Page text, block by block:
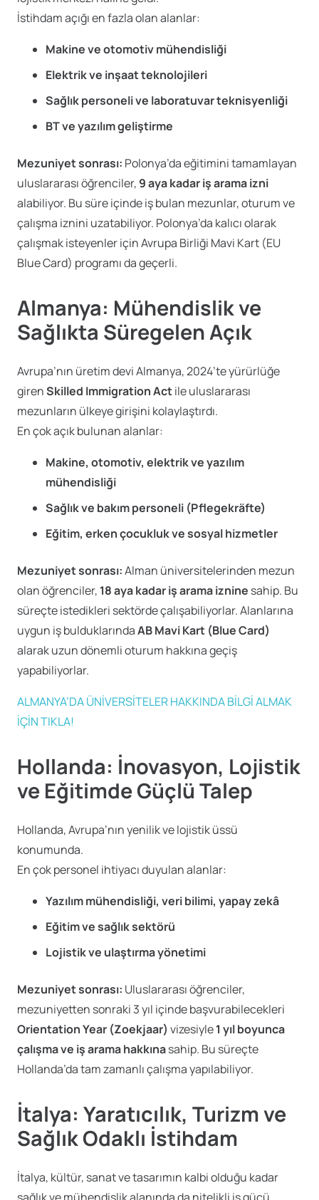
İstihdam açığı en fazla olan alanlar:
Makine ve otomotiv mühendisliği
Elektrik ve inşaat teknolojileri
Sağlık personeli ve laboratuvar teknisyenliği
BT ve yazılım geliştirme
Mezuniyet sonrası: Polonya’da eğitimini tamamlayan
uluslararası öğrenciler, 9 aya kadar iş arama izni
alabiliyor. Bu süre içinde iş bulan mezunlar, oturum ve
çalışma iznini uzatabiliyor. Polonya’da kalıcı olarak
çalışmak isteyenler için Avrupa Birliği Mavi Kart (EU
Blue Card) programı da geçerli.
Almanya: Mühendislik ve
Sağlıkta Süregelen Açık
Avrupa’nın üretim devi Almanya, 2024’te yürürlüğe
girenSkilled Immigration Actile uluslararası
mezunların ülkeye girişini kolaylaştırdı.
En çok açık bulunan alanlar:
Makine, otomotiv, elektrik ve yazılım
mühendisliği
Sağlık ve bakım personeli (Pflegekräfte)
Eğitim, erken çocukluk ve sosyal hizmetler
Mezuniyet sonrası:Alman üniversitelerinden mezun
olan öğrenciler, 18 aya kadar iş arama iznine sahip. Bu
süreçte istedikleri sektörde çalışabiliyorlar. Alanlarına
uygun iş bulduklarındaAB Mavi Kart (Blue Card)
alarak uzun dönemli oturum hakkına geçiş
yapabiliyorlar.
ALMANYA’DA ÜNİVERSİTELER HAKKINDA BİLGİ ALMAK
İÇİN TIKLA!
Hollanda: İnovasyon, Lojistik
ve Eğitimde Güçlü Talep
Hollanda, Avrupa’nın yenilik ve lojistik üssü
konumunda.
En çok personel ihtiyacı duyulan alanlar:
Yazılım mühendisliği, veri bilimi, yapay zekâ
Eğitim ve sağlık sektörü
Lojistik ve ulaştırma yönetimi
Mezuniyet sonrası: Uluslararası öğrenciler,
mezuniyetten sonraki 3 yıl içinde başvurabilecekleri
Orientation Year (Zoekjaar) vizesiyle1 yıl boyunca
çalışma ve iş arama hakkınasahip. Bu süreçte
Hollanda’da tam zamanlı çalışma yapılabiliyor.
İtalya: Yaratıcılık, Turizm ve
Sağlık Odaklı İstihdam
İtalya, kültür, sanat ve tasarımın kalbi olduğu kadar